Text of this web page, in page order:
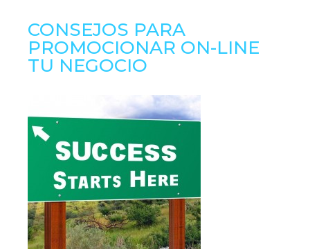
CONSEJOS PARA
PROMOCIONAR ON-LINE
TU NEGOCIO